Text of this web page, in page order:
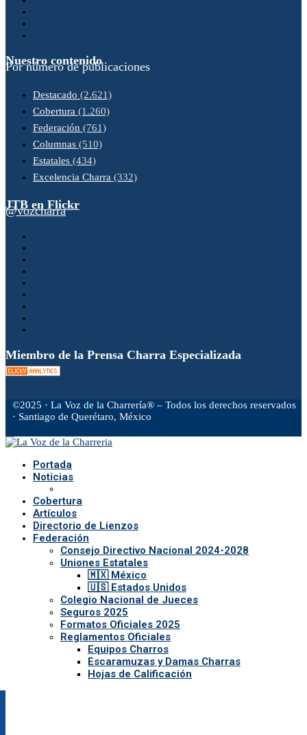
Nuestro contenido
Por número de publicaciones
Destacado (2.621)
Cobertura (1.260)
Federación (761)
Columnas (510)
Estatales (434)
Excelencia Charra (332)
JTB en Flickr
@vozcharra
Miembro de la Prensa Charra Especializada
©2025 · La Voz de la Charrería® – Todos los derechos reservados
· Santiago de Querétaro, México
Portada
Noticias
Cobertura
Artículos
Directorio de Lienzos
Federación
Consejo Directivo Nacional 2024-2028
Uniones Estatales
🇲🇽 México
🇺🇸 Estados Unidos
Colegio Nacional de Jueces
Seguros 2025
Formatos Oficiales 2025
Reglamentos Oficiales
Equipos Charros
Escaramuzas y Damas Charras
Hojas de Calificación